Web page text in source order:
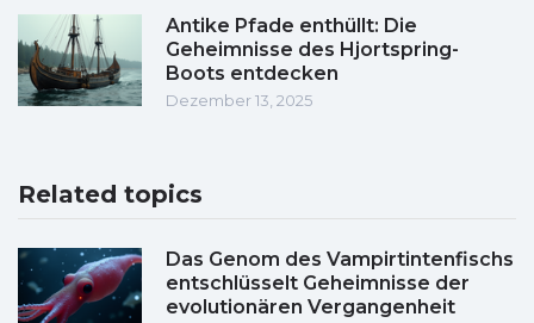
Antike Pfade enthüllt: Die
Geheimnisse des Hjortspring-
Boots entdecken
Dezember 13, 2025
Related topics
Das Genom des Vampirtintenfischs
entschlüsselt Geheimnisse der
evolutionären Vergangenheit